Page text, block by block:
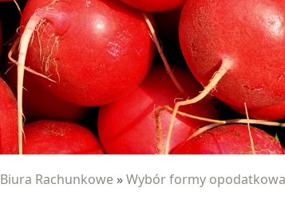
Biura Rachunkowe »Wybór formy